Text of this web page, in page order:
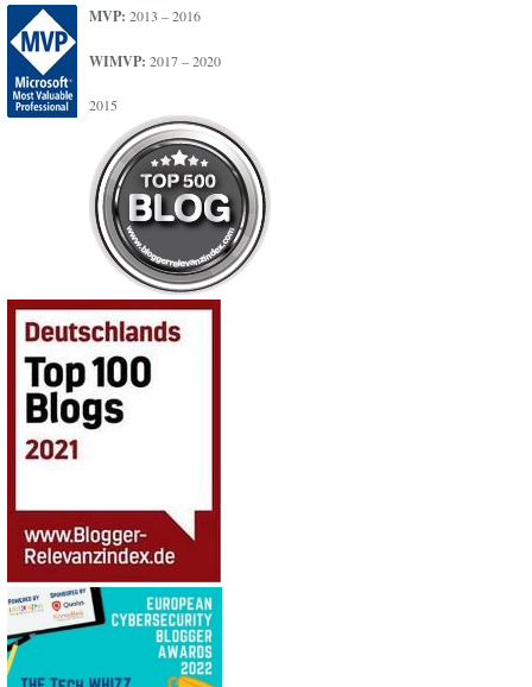
MVP: 2013 – 2016
WIMVP: 2017 – 2020
2015